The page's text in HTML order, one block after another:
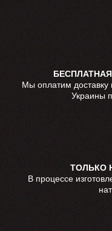
Мы оплатим доставку
Украины
ТОЛЬКО
В процессе